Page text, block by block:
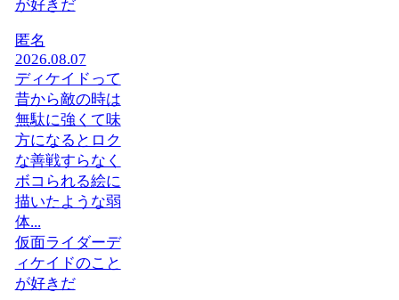
が好きだ
匿名
2026.08.07
ディケイドって
昔から敵の時は
無駄に強くて味
方になるとロク
な善戦すらなく
ボコられる絵に
描いたような弱
体...
仮面ライダーデ
ィケイドのこと
が好きだ